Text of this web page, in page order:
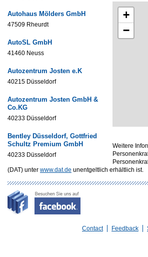
Autohaus Mölders GmbH
47509 Rheurdt
AutoSL GmbH
41460 Neuss
Autozentrum Josten e.K
40215 Düsseldorf
Autozentrum Josten GmbH &
Co.KG
40233 Düsseldorf
Bentley Düsseldorf, Gottfried
Schultz Premium GmbH
40233 Düsseldorf
+
−
Weitere
(DAT) unter www.dat.de unentgeltlich erhältlich ist.
Contact Feedback